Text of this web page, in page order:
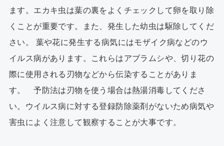
ます。エカキ虫は葉の裏をよくチェックして卵を取り除
くことが重要です。また、発生した幼虫は駆除してくだ
さい。 葉や花に発生する病気にはモザイク病などのウ
イルス病があります。これらはアブラムシや、切り花の
際に使用される刃物などから伝染することがありま
す。 予防法は刃物を使う場合は熱湯消毒してくださ
い。ウイルス病に対する登録防除薬剤がないため病気や
害虫によく注意して観察することが大事です。